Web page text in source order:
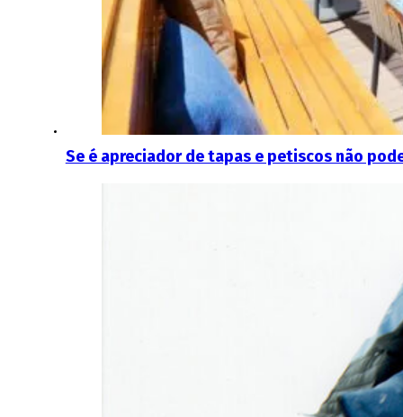
Se é apreciador de tapas e petiscos não